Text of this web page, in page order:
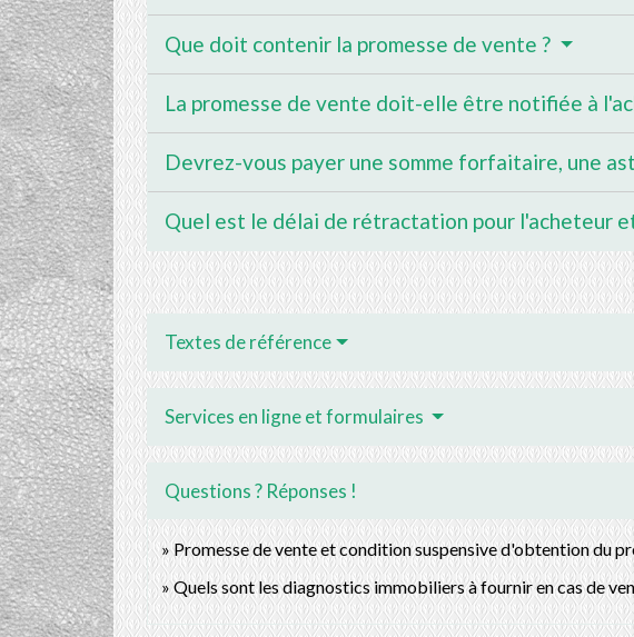
Que doit contenir la promesse de vente ?
La promesse de vente doit-elle être notifiée à
Devrez-vous payer une somme forfaitaire, une
Quel est le délai de rétractation pour l'acheteur
Textes de référence
Services en ligne et formulaires
Questions ? Réponses !
Promesse de vente et condition suspensive d'obtention du
Quels sont les diagnostics immobiliers à fournir en cas de